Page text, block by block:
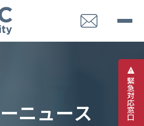
緊
急
対
応
窓
口
ーニュース